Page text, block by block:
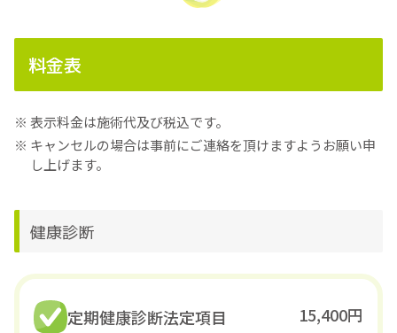
料金表
表示料金は施術代及び税込です。
キャンセルの場合は事前にご連絡を頂けますようお願い申
し上げます。
健康診断
定期健康診断法定項目 15,400円